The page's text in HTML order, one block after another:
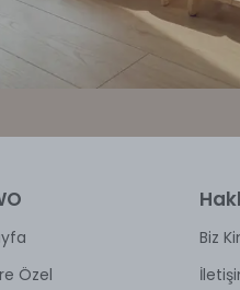
Mama Kabı
% ₺ 3,187.50
Özel
Biz